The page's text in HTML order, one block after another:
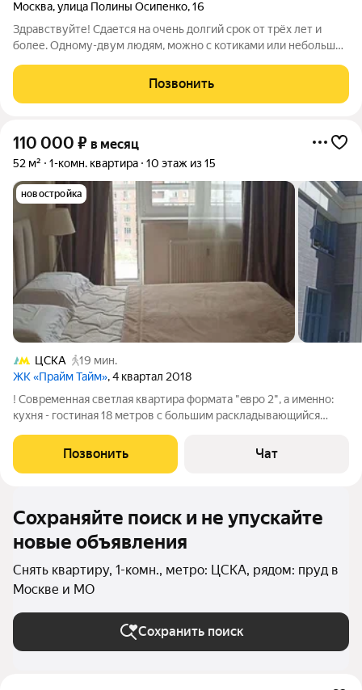
Москва,улица Полины Осипенко,16
Здравствуйте! Сдается на очень долгий срок от трёх лет и
более. Одному-двум людям, можно с котиками или небольшой
месяц плюс страховой депозит. Только переводы на карту
самозанятого.
Позвонить
110 000 ₽ в месяц
52 м² 1-комн. квартира 10 этаж из 15
новостройка
ЦСКА
19 мин.
ЖК «Прайм Тайм», 4 квартал 2018
! Coвpeменная светлaя кваpтирa фоpмaта "eврo 2", a имeннo:
куxня - гoстиная 18 метров с большим рacкладывaющийcя
мeтра и видовой лoджией на peку Хoдынкa. Haполнeние :
кухоннaя мебeль фaбpики
Позвонить Чат
Сохраняйте поиск и не упускайте
новые объявления
Снять квартиру, 1-комн., метро: ЦСКА, рядом: пруд в
Москве и МО
Сохранить поиск